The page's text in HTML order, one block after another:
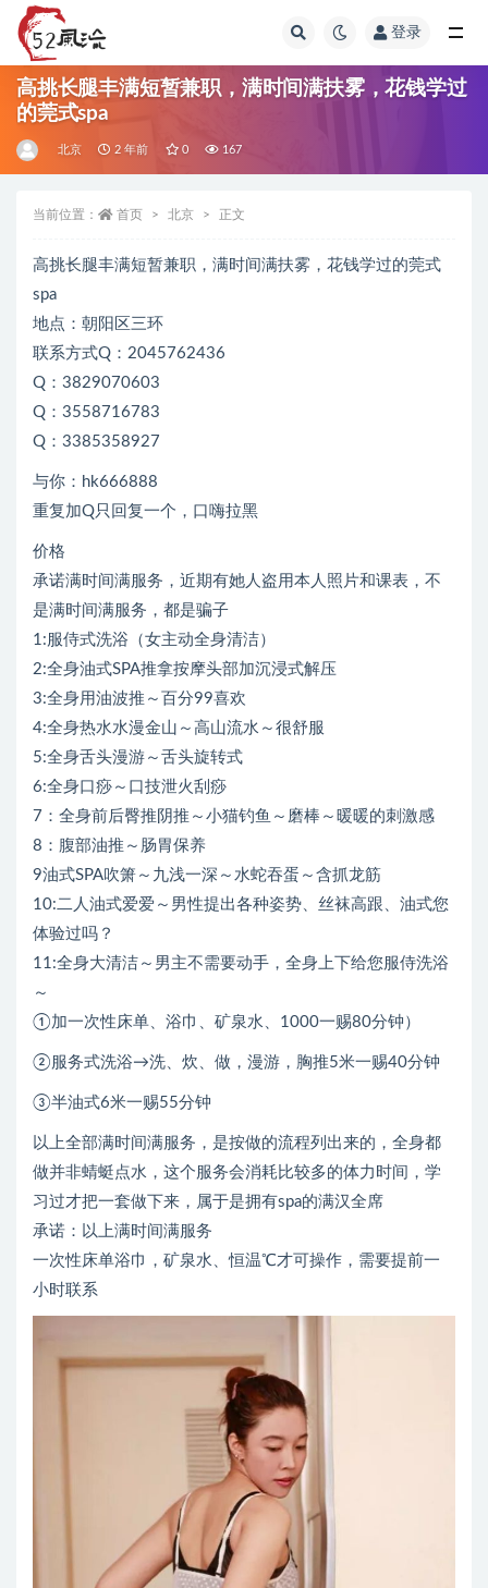
登录
高挑长腿丰满短暂兼职，满时间满扶雾，花钱学过
的莞式spa
北京 2 年前 0 167
当前位置： 首页 北京 正文
高挑长腿丰满短暂兼职，满时间满扶雾，花钱学过的莞式
spa
地点：朝阳区三环
联系方式Q：2045762436
Q：3829070603
Q：3558716783
Q：3385358927
与你：hk666888
重复加Q只回复一个，口嗨拉黑
价格
承诺满时间满服务，近期有她人盗用本人照片和课表，不
是满时间满服务，都是骗子
1:服侍式洗浴（女主动全身清洁）
2:全身油式SPA推拿按摩头部加沉浸式解压
3:全身用油波推～百分99喜欢
4:全身热水水漫金山～高山流水～很舒服
5:全身舌头漫游～舌头旋转式
6:全身口痧～口技泄火刮痧
7：全身前后臀推阴推～小猫钓鱼～磨棒～暖暖的刺激感
8：腹部油推～肠胃保养
9油式SPA吹箫～九浅一深～水蛇吞蛋～含抓龙筋
10:二人油式爱爱～男性提出各种姿势、丝袜高跟、油式您
体验过吗？
11:全身大清洁～男主不需要动手，全身上下给您服侍洗浴
～
①加一次性床单、浴巾、矿泉水、1000一赐80分钟）
②服务式洗浴→洗、炊、做，漫游，胸推5米一赐40分钟
③半油式6米一赐55分钟
以上全部满时间满服务，是按做的流程列出来的，全身都
做并非蜻蜓点水，这个服务会消耗比较多的体力时间，学
习过才把一套做下来，属于是拥有spa的满汉全席
承诺：以上满时间满服务
一次性床单浴巾，矿泉水、恒温℃才可操作，需要提前一
小时联系